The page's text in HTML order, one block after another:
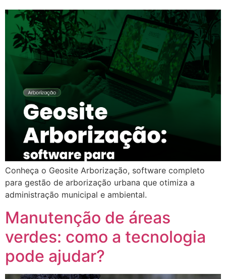
Conheça o Geosite Arborização, software completo
para gestão de arborização urbana que otimiza a
administração municipal e ambiental.
Manutenção de áreas
verdes: como a tecnologia
pode ajudar?